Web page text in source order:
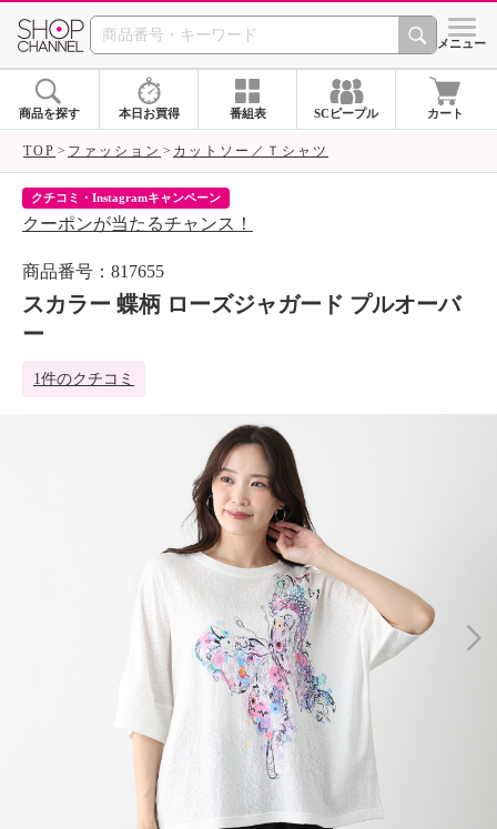
SHOP CHANNEL シメニュー
商品を探す 本日お買得 番組表 SCピープル カート
TOP ファッション カットソー／Ｔシャツ
クチコミ・Instagramキャンペーン
クーポンが当たるチャンス！
商品番号：817655
スカラー 蝶柄 ローズジャガード プルオーバ
ー
1件のクチコミ